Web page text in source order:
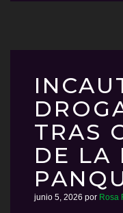
TRAS
DE LA
junio 5, 2026 por Rosa